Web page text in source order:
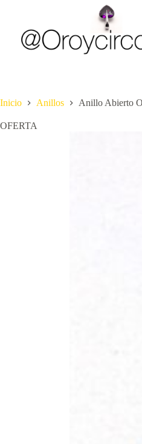
Inicio Anillos Anillo Abierto
OFERTA